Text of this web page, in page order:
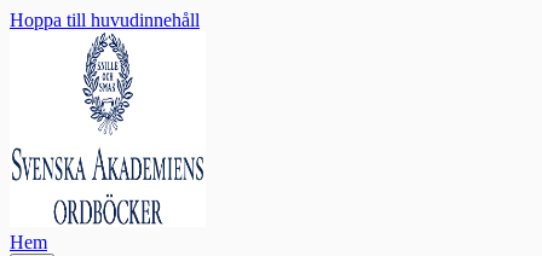
Hoppa till huvudinnehåll
Hem